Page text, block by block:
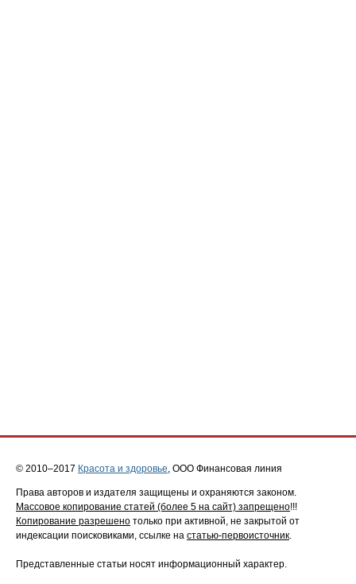
© 2010–2017 Красота и здоровье, ООО Финансовая линия
Права авторов и издателя защищены и охраняются законом.
Массовое копирование статей (более 5 на сайт) запрещено!!!
Копирование разрешено только при активной, не закрытой от
индексации поисковиками, ссылке на статью-первоисточник.
Представленные статьи носят информационный характер.